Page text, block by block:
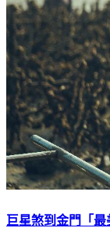
巨星煞到金門「